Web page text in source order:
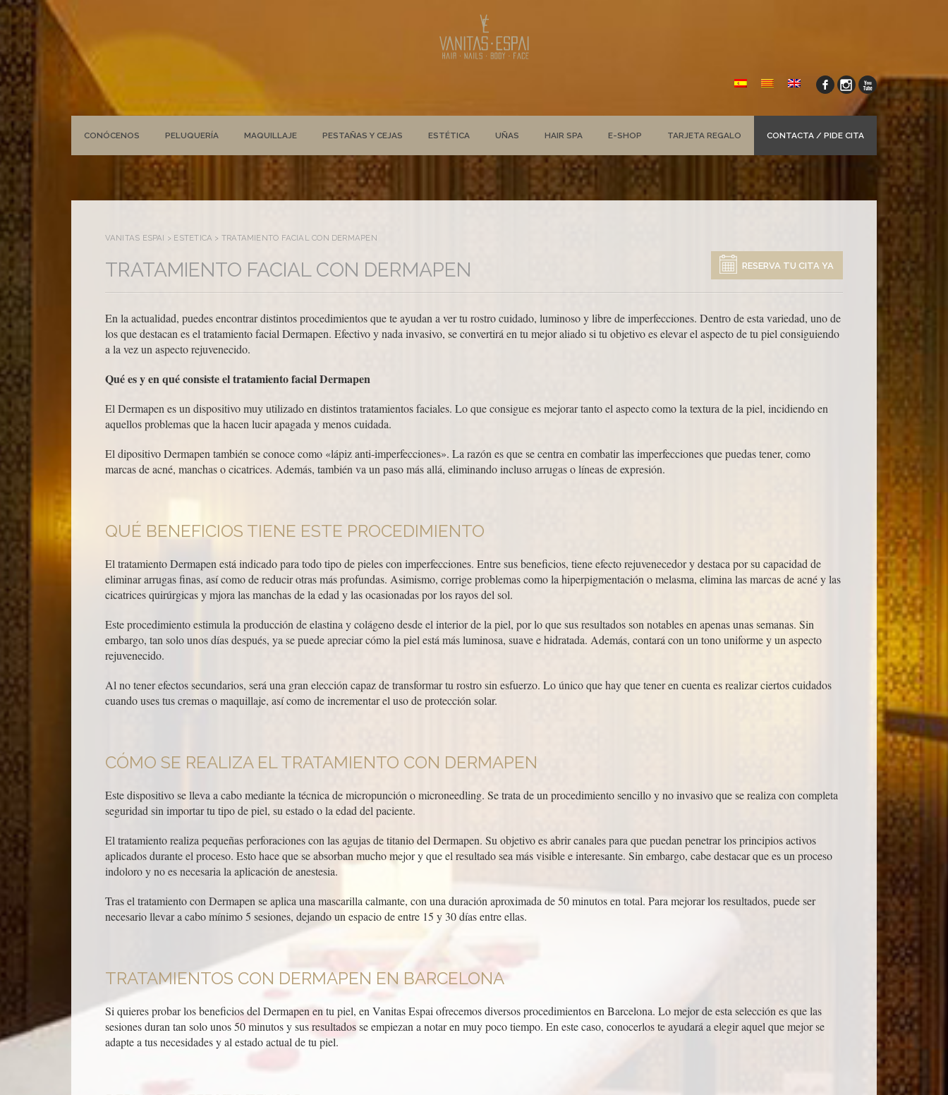
CONÓCENOS PELUQUERÍA MAQUILLAJE PESTAÑAS Y CEJAS ESTÉTICA UÑAS HAIR SPA E-SHOP TARJETA REGALO CONTACTA / PIDE CITA
VANITAS ESPAI > ESTÉTICA > TRATAMIENTO FACIAL CON DERMAPEN
TRATAMIENTO FACIAL CON DERMAPEN RESERVA TU CITA YA
En la actualidad, puedes encontrar distintos procedimientos que te ayudan a ver tu rostro cuidado, luminoso y libre de imperfecciones. Dentro de esta variedad, uno de
los que destacan es el tratamiento facial Dermapen. Efectivo y nada invasivo, se convertirá en tu mejor aliado si tu objetivo es elevar el aspecto de tu piel consiguiendo
a la vez un aspecto rejuvenecido.
Qué es y en qué consiste el tratamiento facial Dermapen
El Dermapen es un dispositivo muy utilizado en distintos tratamientos faciales. Lo que consigue es mejorar tanto el aspecto como la textura de la piel, incidiendo en
aquellos problemas que la hacen lucir apagada y menos cuidada.
El dipositivo Dermapen también se conoce como «lápiz anti-imperfecciones». La razón es que se centra en combatir las imperfecciones que puedas tener, como
marcas de acné, manchas o cicatrices. Además, también va un paso más allá, eliminando incluso arrugas o líneas de expresión.
QUÉ BENEFICIOS TIENE ESTE PROCEDIMIENTO
El tratamiento Dermapen está indicado para todo tipo de pieles con imperfecciones. Entre sus beneficios, tiene efecto rejuvenecedor y destaca por su capacidad de
eliminar arrugas finas, así como de reducir otras más profundas. Asimismo, corrige problemas como la hiperpigmentación o melasma, elimina las marcas de acné y las
cicatrices quirúrgicas y mjora las manchas de la edad y las ocasionadas por los rayos del sol.
Este procedimiento estimula la producción de elastina y colágeno desde el interior de la piel, por lo que sus resultados son notables en apenas unas semanas. Sin
embargo, tan solo unos días después, ya se puede apreciar cómo la piel está más luminosa, suave e hidratada. Además, contará con un tono uniforme y un aspecto
rejuvenecido.
Al no tener efectos secundarios, será una gran elección capaz de transformar tu rostro sin esfuerzo. Lo único que hay que tener en cuenta es realizar ciertos cuidados
cuando uses tus cremas o maquillaje, así como de incrementar el uso de protección solar.
CÓMO SE REALIZA EL TRATAMIENTO CON DERMAPEN
Este dispositivo se lleva a cabo mediante la técnica de micropunción o microneedling. Se trata de un procedimiento sencillo y no invasivo que se realiza con completa
seguridad sin importar tu tipo de piel, su estado o la edad del paciente.
El tratamiento realiza pequeñas perforaciones con las agujas de titanio del Dermapen. Su objetivo es abrir canales para que puedan penetrar los principios activos
aplicados durante el proceso. Esto hace que se absorban mucho mejor y que el resultado sea más visible e interesante. Sin embargo, cabe destacar que es un proceso
indoloro y no es necesaria la aplicación de anestesia.
Tras el tratamiento con Dermapen se aplica una mascarilla calmante, con una duración aproximada de 50 minutos en total. Para mejorar los resultados, puede ser
necesario llevar a cabo mínimo 5 sesiones, dejando un espacio de entre 15 y 30 días entre ellas.
TRATAMIENTOS CON DERMAPEN EN BARCELONA
Si quieres probar los beneficios del Dermapen en tu piel, en Vanitas Espai ofrecemos diversos procedimientos en Barcelona. Lo mejor de esta selección es que las
sesiones duran tan solo unos 50 minutos y sus resultados se empiezan a notar en muy poco tiempo. En este caso, conocerlos te ayudará a elegir aquel que mejor se
adapte a tus necesidades y al estado actual de tu piel.